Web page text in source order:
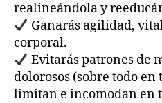
realineándola y
Ganarás agilidad,
corporal.
Evitarás patrones de
dolorosos (sobre todo en
limitan e incomodan en